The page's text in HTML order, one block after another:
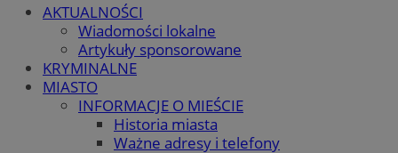
AKTUALNOŚCI
Wiadomości lokalne
Artykuły sponsorowane
KRYMINALNE
MIASTO
INFORMACJE O MIEŚCIE
Historia miasta
Ważne adresy i telefony